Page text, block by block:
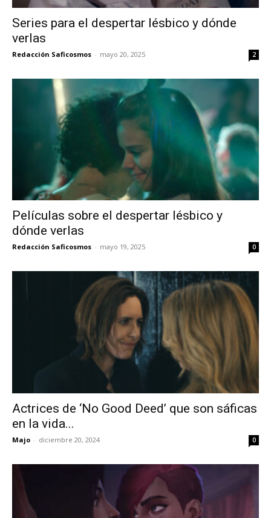
Series para el despertar lésbico y dónde
verlas
Redacción Saficosmos - mayo 20, 2025 2
Películas sobre el despertar lésbico y
dónde verlas
Redacción Saficosmos - mayo 19, 2025 0
Actrices de ‘No Good Deed’ que son sáficas
en la vida...
Majo - diciembre 20, 2024 0